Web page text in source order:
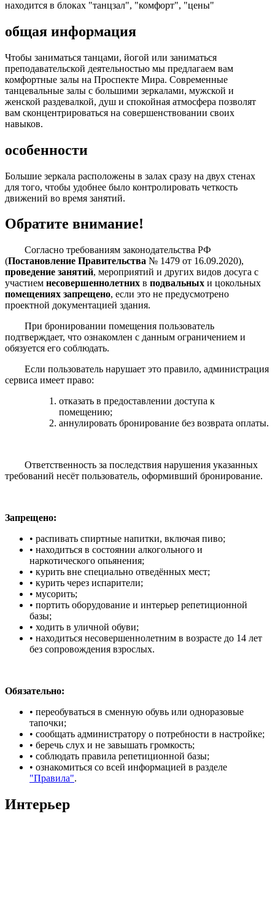
находится в блоках "танцзал", "комфорт", "цены"
общая информация
Чтобы заниматься танцами, йогой или заниматься
преподавательской деятельностью мы предлагаем вам
комфортные залы на Проспекте Мира. Современные
танцевальные залы с большими зеркалами, мужской и
женской раздевалкой, душ и спокойная атмосфера позволят
вам сконцентрироваться на совершенствовании своих
навыков.
особенности
Большие зеркала расположены в залах сразу на двух стенах
для того, чтобы удобнее было контролировать четкость
движений во время занятий.
Обратите внимание!
Согласно требованиям законодательства РФ
(Постановление Правительства № 1479 от 16.09.2020),
проведение занятий, мероприятий и других видов досуга с
участием несовершеннолетних в подвальных и цокольных
помещениях запрещено, если это не предусмотрено
проектной документацией здания.
При бронировании помещения пользователь
подтверждает, что ознакомлен с данным ограничением и
обязуется его соблюдать.
Если пользователь нарушает это правило, администрация
сервиса имеет право:
отказать в предоставлении доступа к
помещению;
аннулировать бронирование без возврата оплаты.
Ответственность за последствия нарушения указанных
требований несёт пользователь, оформивший бронирование.
Запрещено:
• распивать спиртные напитки, включая пиво;
• находиться в состоянии алкогольного и
наркотического опьянения;
• курить вне специально отведённых мест;
• курить через испарители;
• мусорить;
• портить оборудование и интерьер репетиционной
базы;
• ходить в уличной обуви;
• находиться несовершеннолетним в возрасте до 14 лет
без сопровождения взрослых.
Обязательно:
• переобуваться в сменную обувь или одноразовые
тапочки;
• сообщать администратору о потребности в настройке;
• беречь слух и не завышать громкость;
• соблюдать правила репетиционной базы;
• ознакомиться со всей информацией в разделе
"Правила".
Интерьер